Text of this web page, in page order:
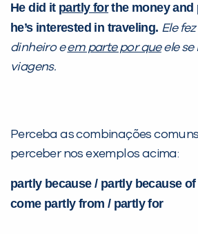
He did it partly forthe money and
he’s interested in traveling. Ele
dinheiro eem parte por queele se
viagens.
Perceba as combinações
perceber nos exemplos acima:
partly because / partly because
come partly from / partly for